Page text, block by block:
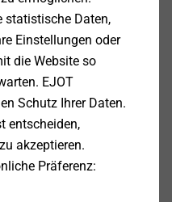
statistische Daten,
Einstellungen oder
die Website so
EJOT
Schutz Ihrer Daten.
entscheiden,
akzeptieren.
Präferenz: